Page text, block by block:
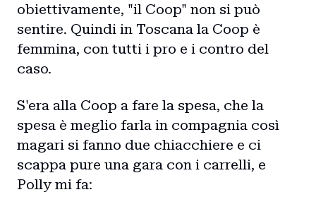
obiettivamente, "il Coop" non si può
sentire. Quindi in Toscana la Coop è
femmina, con tutti i pro e i contro del
caso.
S'era alla Coop a fare la spesa, che la
spesa è meglio farla in compagnia così
magari si fanno due chiacchiere e ci
scappa pure una gara con i carrelli, e
Polly mi fa: